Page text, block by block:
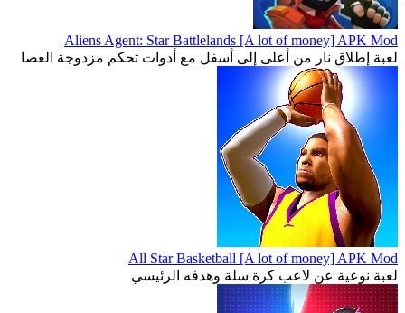
Aliens Agent: Star Battlelands [A lot of money] APK Mod
لعبة إطلاق نار من أعلى إلى أسفل مع أدوات تحكم مزدوجة العصا
All Star Basketball [A lot of money] APK Mod
لعبة نوعية عن لاعب كرة سلة وهدفه الرئيسي